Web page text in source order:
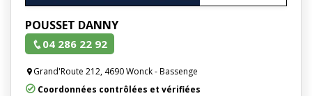
POUSSET DANNY
04 286 22 92
Grand'Route 212, 4690 Wonck - Bassenge
Coordonnées contrôlées et vérifiées